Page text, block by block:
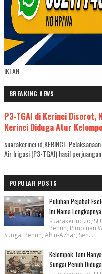
IKLAN
BREAKING NEWS
P3-TGAI di Kerinci Disorot,
Kerinci Diduga Atur
suarakerinci.id,KERINCI-
Air Irigasi (P3-TGAI) hasil perjuangan
POPULAR POSTS
Puluhan Pejabat
Ini Nama Lengkapnya
suarakerinci.id,
Penuh, Pimpinan
Sungai Penuh, Alfin-Azhar, Sen...
Kelompok Tani
Sungai Penuh